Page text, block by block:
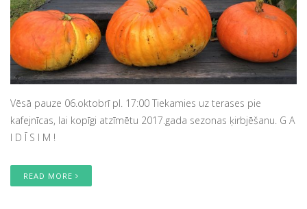
Vēsā pauze 06.oktobrī pl. 17:00 Tiekamies uz terases pie
kafejnīcas, lai kopīgi atzīmētu 2017.gada sezonas ķirbjēšanu. G A
I D Ī S I M !
READ MORE